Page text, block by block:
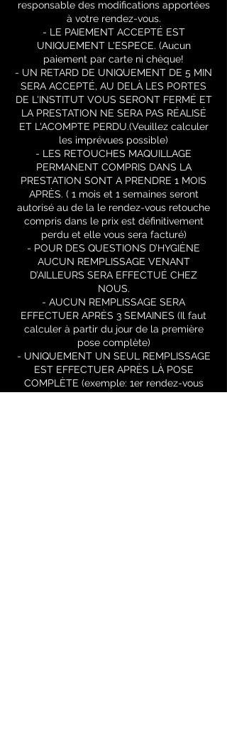
responsable des modifications apportées
à votre rendez-vous.
- LE PAIEMENT ACCEPTÉ EST
UNIQUEMENT L'ESPECE. (Aucun
paiement par carte ni chèque!
- UN RETARD DE UNIQUEMENT DE 5 MIN
SERA ACCEPTÉ, AU DELÀ LES PORTES
DE L'INSTITUT VOUS SERONT FERMÉ ET
LA PRESTATION NE SERA PAS RÉALISÉ
ET L'ACOMPTE PERDU.(Veuillez calculer
les imprévues possible)
- LES RETOUCHES MAQUILLAGE
PERMANENT COMPRIS DANS LA
PRESTATION SONT A PRENDRE 1 MOIS
APRÈS. ( 1 mois et 1 semaines seront
autorisé au de la le rendez-vous retouche
compris dans le prix est définitivement
perdu et elle vous sera facturé)
- POUR DES QUESTIONS D’HYGIÈNE
AUCUN REMPLISSAGE VENANT
D’AILLEURS SERA EFFECTUÉ CHEZ
NOUS.
- AUCUN REMPLISSAGE SERA
EFFECTUER APRÈS 3 SEMAINES (Il faut
calculer à partir du jour de la première
pose complète)
- UNIQUEMENT UN SEUL REMPLISSAGE
EST EFFECTUER APRÈS LÀ POSE
COMPLÈTE (exemple: 1er rendez-vous